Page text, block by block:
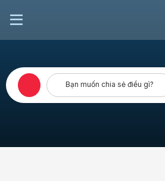
Bạn muốn chia sẻ điều gì?